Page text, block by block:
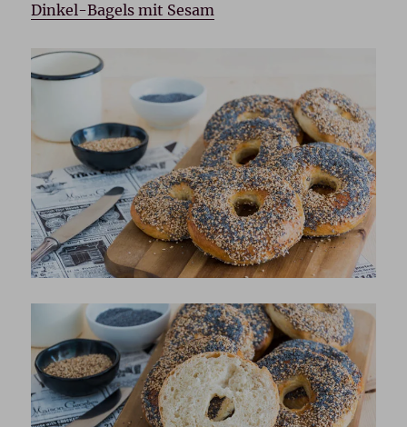
Dinkel-Bagels mit Sesam